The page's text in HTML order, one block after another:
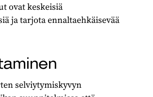
ovat keskeisiä
ja tarjota ennaltaehkäisevää
selviytymiskyvyn